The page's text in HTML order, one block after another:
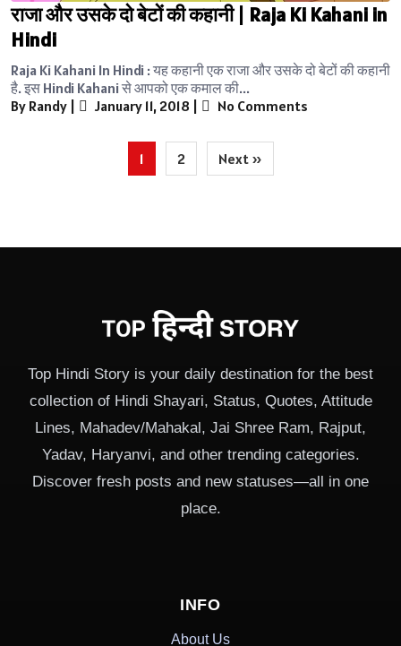
राजा और उसके दो बेटों की कहानी | Raja Ki Kahani in
Hindi
Raja Ki Kahani In Hindi : यह कहानी एक राजा और उसके दो बेटों की कहानी
है. इस Hindi Kahani से आपको एक कमाल की...
By Randy | January 11, 2018 | No Comments
1 2 Next »
Top Hindi Story is your daily destination for the best
collection of Hindi Shayari, Status, Quotes, Attitude
Lines, Mahadev/Mahakal, Jai Shree Ram, Rajput,
Yadav, Haryanvi, and other trending categories.
Discover fresh posts and new statuses—all in one
place.
INFO
About Us